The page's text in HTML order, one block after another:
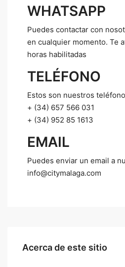
WHATSAPP
Puedes contactar con
en cualquier momento. Te
horas habilitadas
TELÉFONO
Estos son nuestros
+ (34) 657 566 031
+ (34) 952 85 1613
EMAIL
Puedes enviar un email a
info@citymalaga.com
Acerca de este sitio